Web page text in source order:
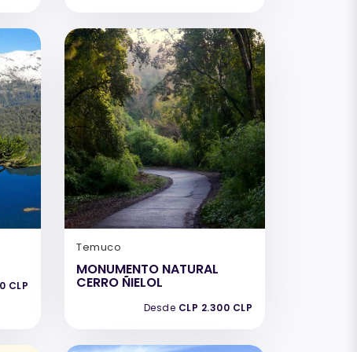
CLP
Temuco
MONUMENTO NATURAL
CERRO ÑIELOL
Desde CLP 2.300 CLP